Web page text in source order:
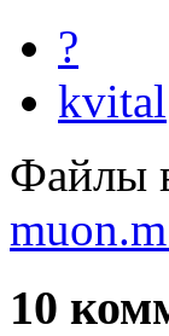
?
kvital
Файлы
10